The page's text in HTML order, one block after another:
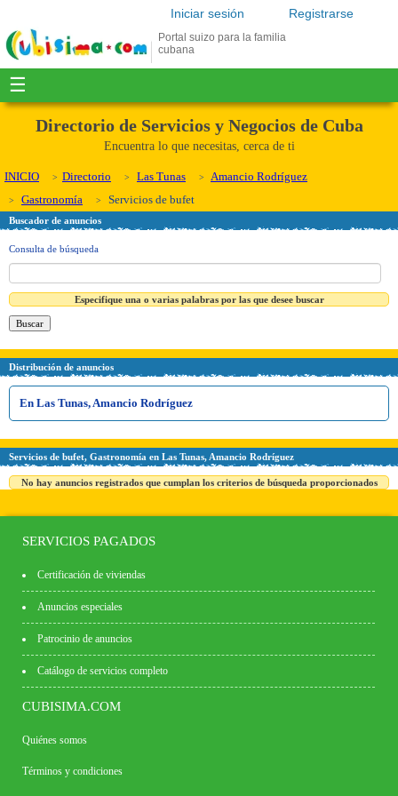
Registrarse
Iniciar sesión
Portal suizo para la familia
cubana
☰
Directorio de Servicios y Negocios de Cuba
Encuentra lo que necesitas, cerca de ti
INICIO Directorio Las Tunas
Amancio Rodríguez
Gastronomía
Servicios de bufet
Buscador de anuncios
Consulta de búsqueda
Especifique una o varias palabras por las que desee buscar
Distribución de anuncios
En Las Tunas, Amancio Rodríguez
Servicios de bufet, Gastronomía en Las Tunas, Amancio Rodríguez
No hay anuncios registrados que cumplan los criterios de búsqueda proporcionados
SERVICIOS PAGADOS
Certificación de viviendas
Anuncios especiales
Patrocinio de anuncios
Catálogo de servicios completo
CUBISIMA.COM
Quiénes somos
Términos y condiciones